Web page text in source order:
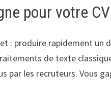
pour votre CV
: produire rapidement un
de texte
les recruteurs. Vous